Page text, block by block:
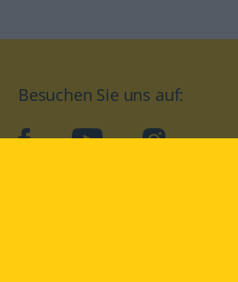
Besuchen Sie uns auf:
facebookYouTube Instagram